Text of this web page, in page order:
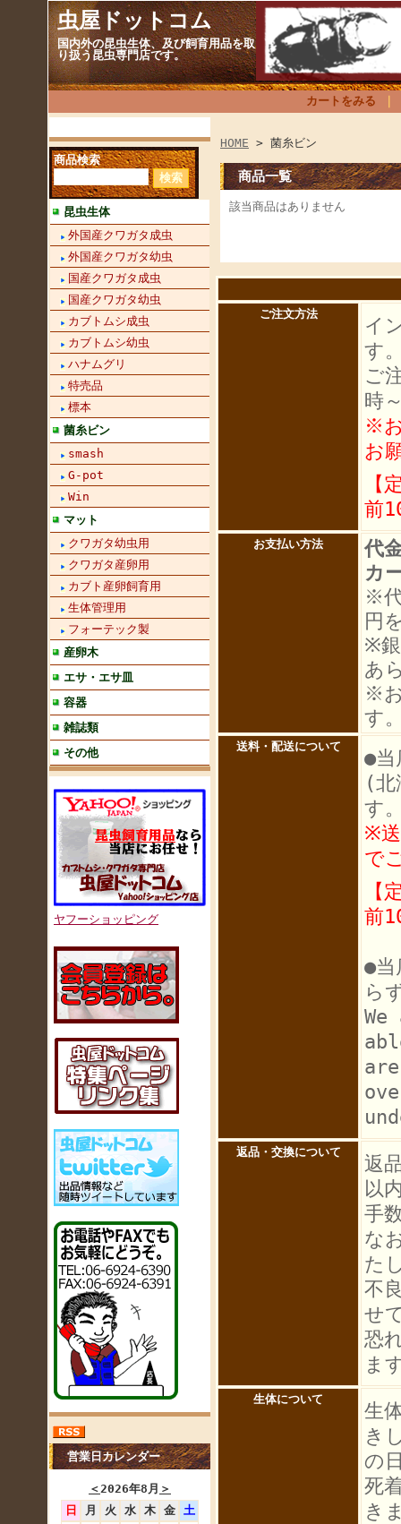
虫屋ドットコム
国内外の昆虫生体、及び飼育用品を取
り扱う昆虫専門店です。
カートをみる
商品検索
昆虫生体
外国産クワガタ成虫
外国産クワガタ幼虫
国産クワガタ成虫
国産クワガタ幼虫
カブトムシ成虫
カブトムシ幼虫
ハナムグリ
特売品
標本
菌糸ビン
smash
G-pot
Win
マット
クワガタ幼虫用
クワガタ産卵用
カブト産卵飼育用
生体管理用
フォーテック製
産卵木
エサ・エサ皿
容器
雑誌類
その他
ヤフーショッピング
営業日カレンダー
＜2026年8月 ＞
日
月 火 水 木 金
土
HOME > 菌糸ビン
商品一覧
該当商品はありません
ご注文方法
イ
す
ご
時
※
お
【
前
お支払い方法
代
カ
※
円
※
あ
※
す
送料・配送について
●当
(北
す
※
で
【
前
●当
ら
返品・交換について
返
以
手
な
た
不
せ
恐
ま
生体について
生
き
の
死
き